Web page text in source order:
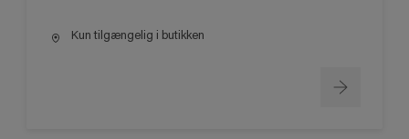
Kun tilgængelig i butikken